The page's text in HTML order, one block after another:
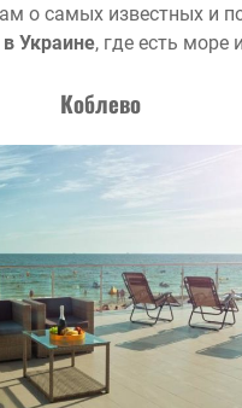
о самых известных и
в Украине, где есть море
Коблево